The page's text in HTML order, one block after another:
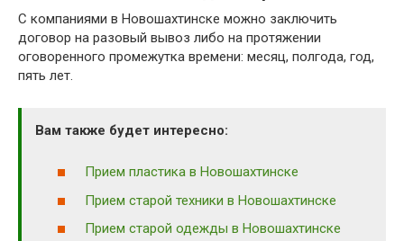
С компаниями в Новошахтинске можно заключить
договор на разовый вывоз либо на протяжении
оговоренного промежутка времени: месяц, полгода, год,
пять лет.
Вам также будет интересно:
Прием пластика в Новошахтинске
Прием старой техники в Новошахтинске
Прием старой одежды в Новошахтинске